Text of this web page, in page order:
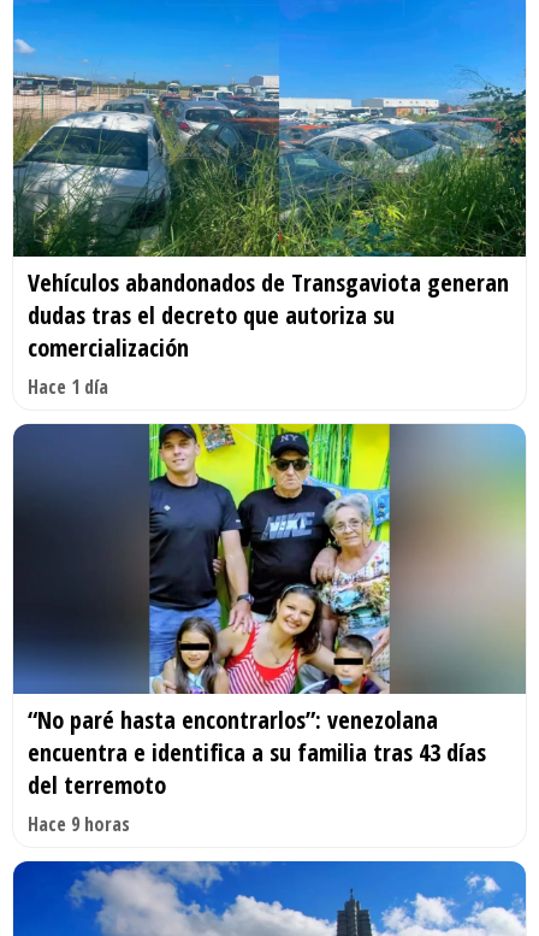
Vehículos abandonados de Transgaviota generan
dudas tras el decreto que autoriza su
comercialización
Hace 1 día
“No paré hasta encontrarlos”: venezolana
encuentra e identifica a su familia tras 43 días
del terremoto
Hace 9 horas